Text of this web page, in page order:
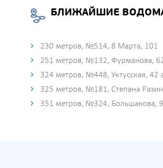
БЛИЖАЙШИЕ
230 метров, №514, 8 Марта, 101
251 метров, №132, Фурманова,
324 метров, №448, Уктусская, 42
325 метров, №181, Степана
351 метров, №324, Большакова,